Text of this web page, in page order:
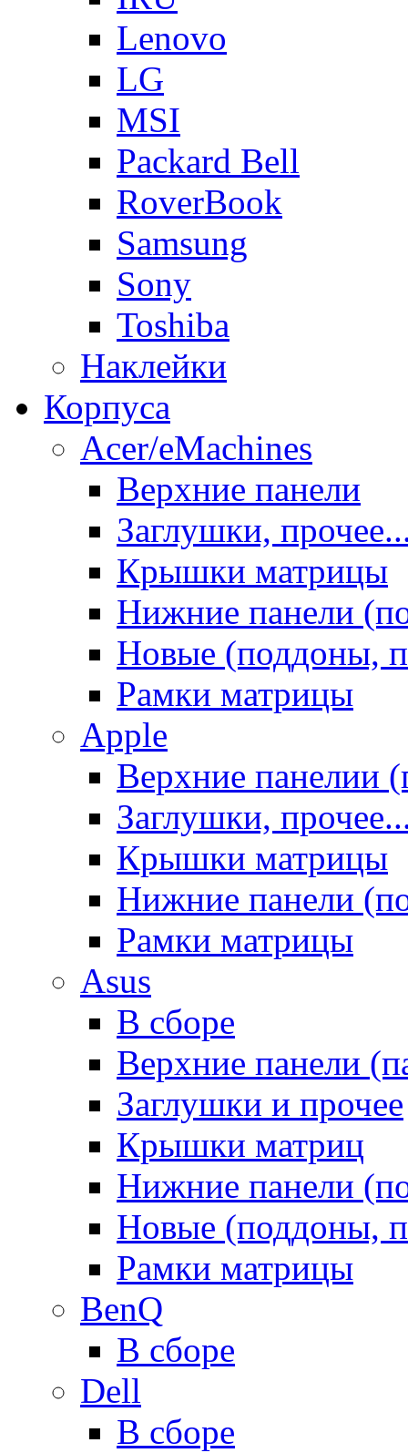
Lenovo
LG
MSI
Packard Bell
RoverBook
Samsung
Sony
Toshiba
Наклейки
Корпуса
Acer/eMachines
Верхние панели
Заглушки,
Крышки матрицы
Нижние панели
Новые (поддоны,
Рамки матрицы
Apple
Верхние панелии
Заглушки,
Крышки матрицы
Нижние панели
Рамки матрицы
Asus
В сборе
Верхние панели
Заглушки и прочее
Крышки матриц
Нижние панели
Новые (поддоны,
Рамки матрицы
BenQ
В сборе
Dell
В сборе